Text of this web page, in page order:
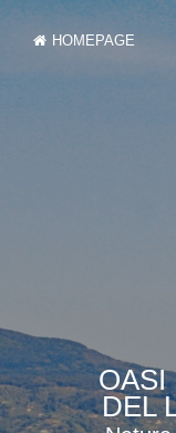
HOMEPAGE
OASI
DEL